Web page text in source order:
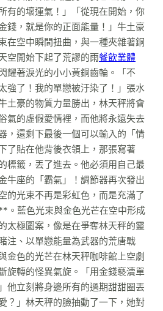
有的壞運氣！」「從現在開始，你
錢，就是你的正面能量！」牛土豪
在空中瞬間扭曲，與一種夾雜著銅
空開始下起了荒謬的雨餐飲業體
耀著淚光的小小黃銅齒輪。「不
強了！我的單戀被汙染了！」張水
土豪的物質力量勝出，林天秤將會
氣的虛假愛情裡，而他將永遠失去
，還剩下最後一個可以輸入的「情
了貼在他背後衣領上，那張寫著
標籤，丟了進去。他必須用自己最
牛座的「霸氣」！調節器再次發出
的光束不再是彩虹色，而是充滿了
。藍色光束與金色光芒在空中形成
太極圖案，像是在爭奪林天秤的靈
注、以單戀能量為武器的荒唐戰
金色的光芒在林天秤咖啡館上空劇
旋轉的怪異氣旋。「用金錢褻瀆單
他立刻將身邊所有的過期甜甜圈丟
？」林天秤的臉抽動了一下，她對